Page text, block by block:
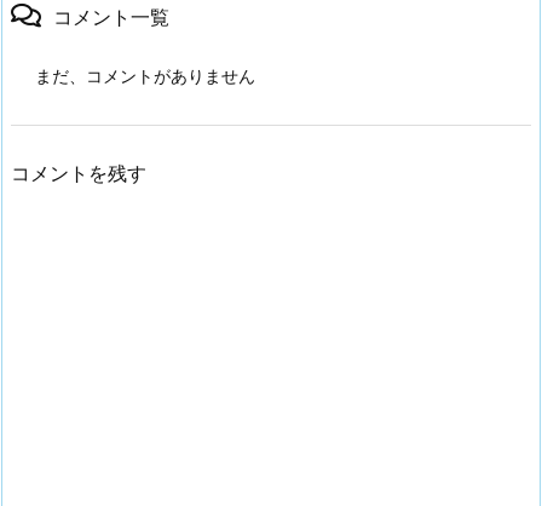
コメント一覧
まだ、コメントがありません
コメントを残す